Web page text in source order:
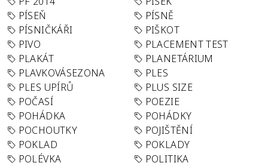
PÍSEŇ
PÍSNĚ
PÍSNIČKÁŘI
PIŠKOT
PIVO
PLACEMENT TEST
PLAKÁT
PLANETÁRIUM
PLAVKOVÁSEZONA
PLES
PLES UPÍRŮ
PLUS SIZE
POČASÍ
POEZIE
POHÁDKA
POHÁDKY
POCHOUTKY
POJIŠTĚNÍ
POKLAD
POKLADY
POLÉVKA
POLITIKA